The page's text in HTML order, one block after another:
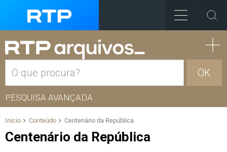
OK
PESQUISA AVANÇADA
Início Conteúdo Centenário da República
Centenário da República